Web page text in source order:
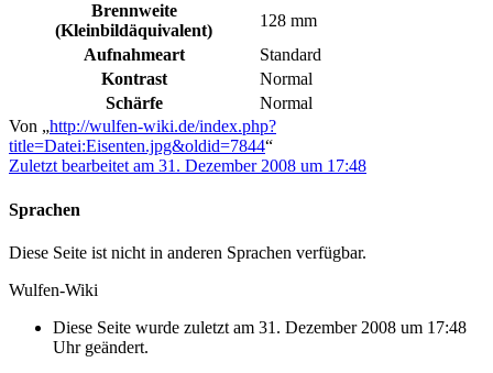
Brennweite
(Kleinbildäquivalent)
128 mm
Aufnahmeart
Standard
Kontrast
Normal
Schärfe
Normal
Von „http://wulfen-wiki.de/index.php?
title=Datei:Eisenten.jpg&oldid=7844“
Zuletzt bearbeitet am 31. Dezember 2008 um 17:48
Sprachen
Diese Seite ist nicht in anderen Sprachen verfügbar.
Wulfen-Wiki
Diese Seite wurde zuletzt am 31. Dezember 2008 um 17:48
Uhr geändert.